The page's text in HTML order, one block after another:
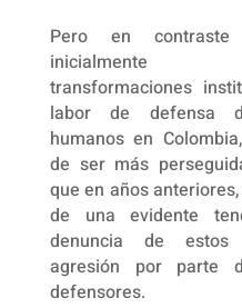
Pero en
inicialmente
transformaciones
labor de defensa
humanos en
de ser más
que en años
de una evidente
denuncia de
agresión por parte
defensores.